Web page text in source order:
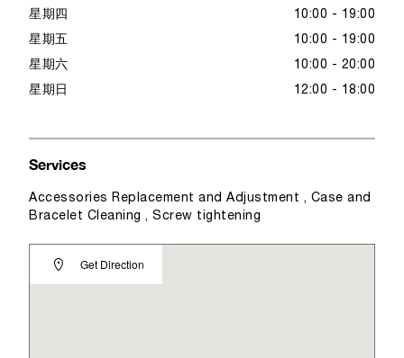
星期四 10:00 - 19:00
星期五 10:00 - 19:00
星期六 10:00 - 20:00
星期日 12:00 - 18:00
Get Direction
Services
Accessories Replacement and Adjustment , Case and
Bracelet Cleaning , Screw tightening